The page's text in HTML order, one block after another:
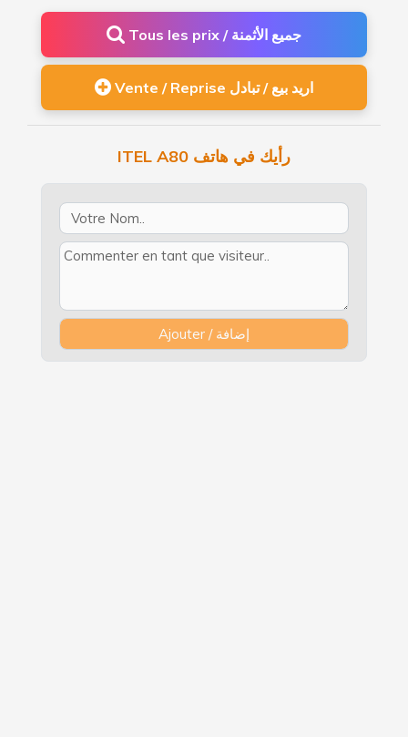
Tous les prix / جميع الأثمنة
Vente / Reprise اريد بيع / تبادل
ITEL A80 رأيك في هاتف